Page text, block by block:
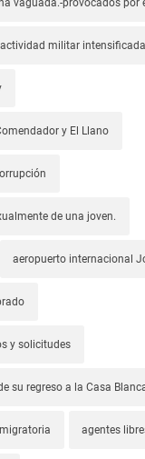
vaguada.-provocados por
actividad militar intensificada
y El Llano
de una joven.
aeropuerto internacional
y solicitudes
su regreso a la Casa
agentes